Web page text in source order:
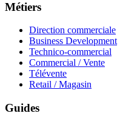
Métiers
Direction commerciale
Business Development
Technico-commercial
Commercial / Vente
Télévente
Retail / Magasin
Guides